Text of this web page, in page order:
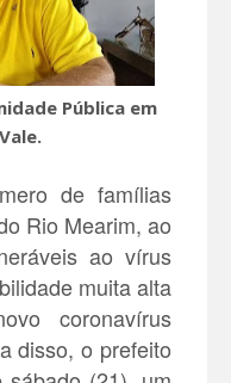
Pública em
de famílias
Rio Mearim, ao
ao vírus
muita alta
coronavírus
disso, o prefeito